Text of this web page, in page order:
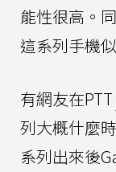
能性很高。
這系列手機
有網友在PTT
列大概什麼
系列出來後